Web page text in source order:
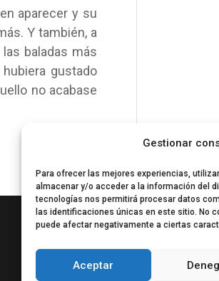
Gestionar
Para ofrecer las mejores experiencias,
almacenar y/o acceder a la información del
tecnologías nos permitirá procesar datos
las identificaciones únicas en este sitio. No
puede afectar negativamente a ciertas
Aceptar
aparecer y su
Y también, a
las baladas más
gustado
no acabase